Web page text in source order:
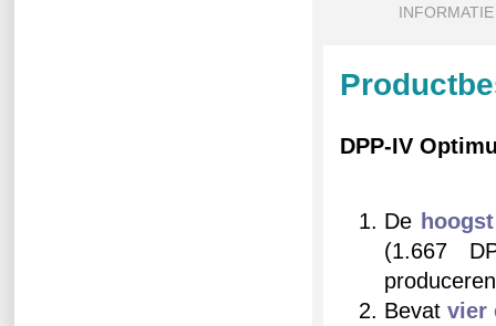
INFORMATIE
DPP-IV
De
(1.667
Bevat vier